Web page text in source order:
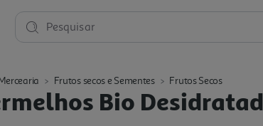
Pesquisar
Frutos secos e Sementes Frutos Secos
Bio